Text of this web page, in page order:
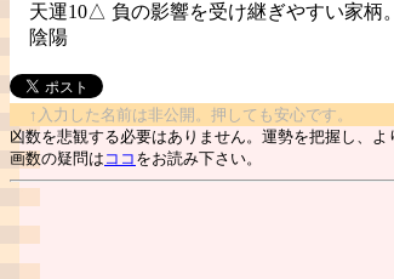
天運10△ 負の影響を受け継ぎやすい家柄。
陰陽
↑入力した名前は非公開。押しても安心です。
凶数を悲観する必要はありません。運勢を把握し、
画数の疑問は ココ をお読み下さい。